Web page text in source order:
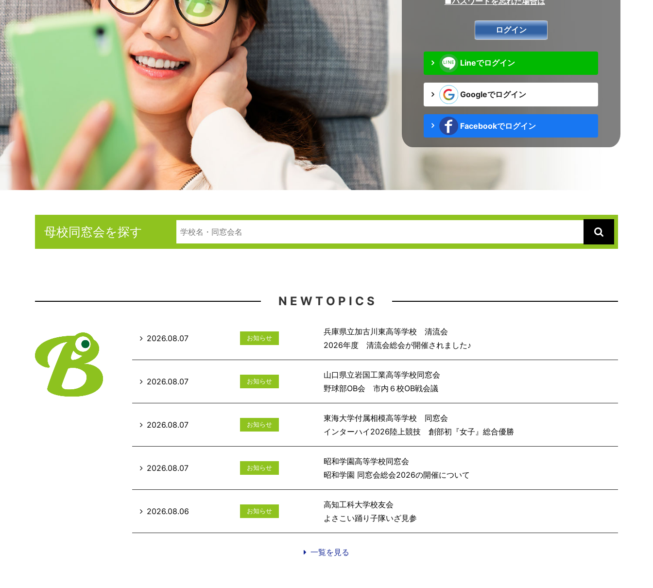
Lineでログイン
Googleでログイン
Facebookでログイン
母校同窓会を探す
N E W T O P I C S
2026.08.07 お知らせ
兵庫県立加古川東高等学校 清流会
2026年度 清流会総会が開催されました♪
2026.08.07 お知らせ
山口県立岩国工業高等学校同窓会
野球部OB会 市内６校OB戦会議
2026.08.07 お知らせ
東海大学付属相模高等学校 同窓会
インターハイ2026陸上競技 創部初『女子』総合優勝
2026.08.07 お知らせ
昭和学園高等学校同窓会
昭和学園 同窓会総会2026の開催について
2026.08.06 お知らせ
高知工科大学校友会
よさこい踊り子隊いざ見参
一覧を見る